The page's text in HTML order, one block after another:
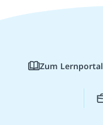
Zum Lernportal